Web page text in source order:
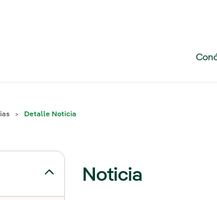
Detalle Noticia
Noticias Noticia